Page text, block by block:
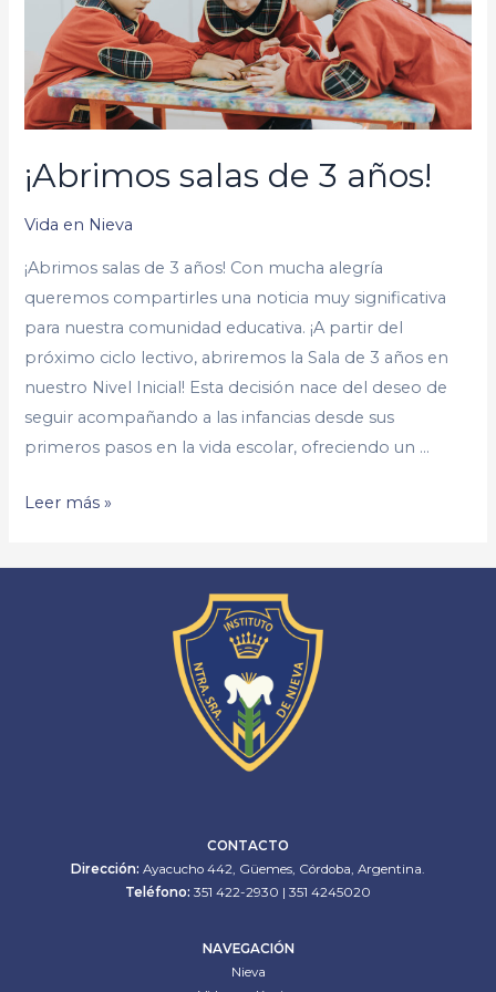
¡Abrimos salas de 3 años!
Vida en Nieva
¡Abrimos salas de 3 años! Con mucha alegría
queremos compartirles una noticia muy significativa
para nuestra comunidad educativa. ¡A partir del
próximo ciclo lectivo, abriremos la Sala de 3 años en
nuestro Nivel Inicial! Esta decisión nace del deseo de
seguir acompañando a las infancias desde sus
primeros pasos en la vida escolar, ofreciendo un …
Leer más »
CONTACTO
Dirección: Ayacucho 442, Güemes, Córdoba, Argentina.
Teléfono: 351 422-2930 | 351 4245020
NAVEGACIÓN
Nieva